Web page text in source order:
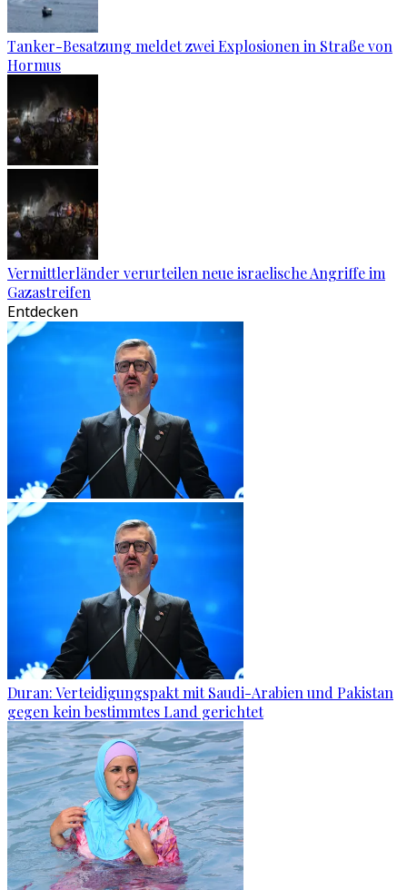
Tanker-Besatzung meldet zwei Explosionen in Straße von
Hormus
Vermittlerländer verurteilen neue israelische Angriffe im
Gazastreifen
Entdecken
Duran: Verteidigungspakt mit Saudi-Arabien und Pakistan
gegen kein bestimmtes Land gerichtet